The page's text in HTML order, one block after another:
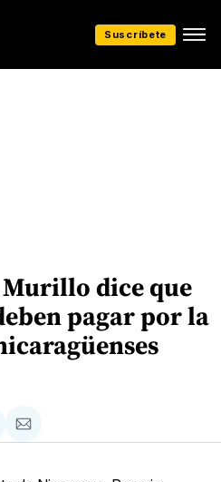
Suscríbete
dice que
pagar por la
Compartir
via